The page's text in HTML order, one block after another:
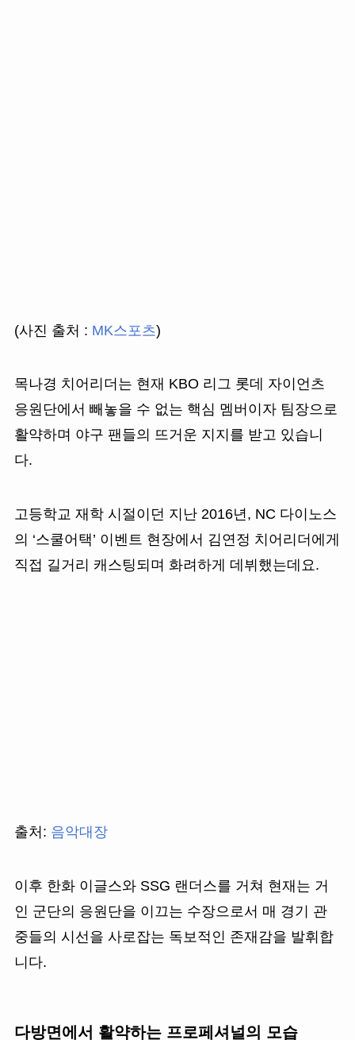
(사진 출처 : MK스포츠)
목나경 치어리더는 현재 KBO 리그 롯데 자이언츠
응원단에서 빼놓을 수 없는 핵심 멤버이자 팀장으로
활약하며 야구 팬들의 뜨거운 지지를 받고 있습니
다.
고등학교 재학 시절이던 지난 2016년, NC 다이노스
의 ‘스쿨어택’ 이벤트 현장에서 김연정 치어리더에게
직접 길거리 캐스팅되며 화려하게 데뷔했는데요.
출처: 음악대장
이후 한화 이글스와 SSG 랜더스를 거쳐 현재는 거
인 군단의 응원단을 이끄는 수장으로서 매 경기 관
중들의 시선을 사로잡는 독보적인 존재감을 발휘합
니다.
다방면에서 활약하는 프로페셔널의 모습